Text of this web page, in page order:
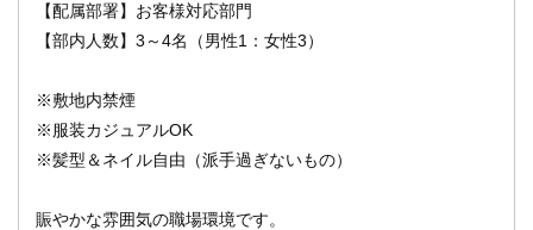
【配属部署】お客様対応部門
【部内人数】3～4名（男性1：女性3）
※敷地内禁煙
※服装カジュアルOK
※髪型＆ネイル自由（派手過ぎないもの）
賑やかな雰囲気の職場環境です。